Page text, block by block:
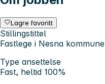
Lagre favoritt
Stillingstittel
Fastlege i Nesna kommune
Type ansettelse
Fast, heltid 100%